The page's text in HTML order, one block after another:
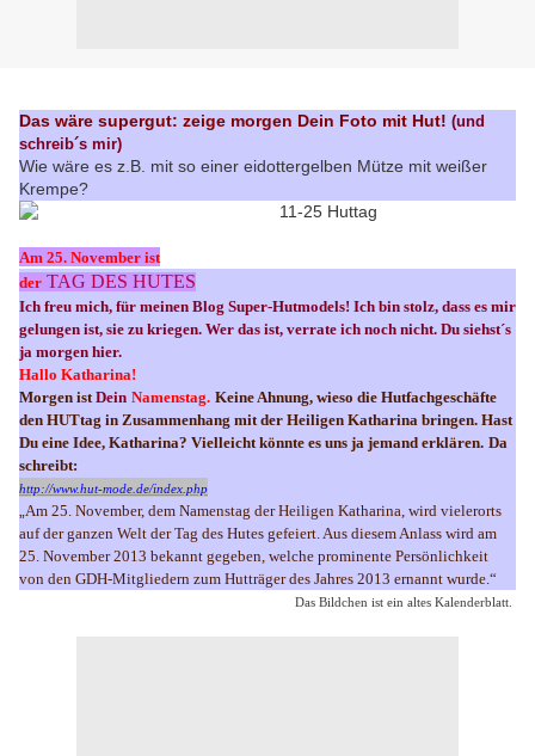
Das wäre supergut: zeige morgen Dein Foto mit Hut! (und
schreib´s mir)
Wie wäre es z.B. mit so einer eidottergelben Mütze mit weißer
Krempe?
Am 25. November ist
der TAG DES HUTES
Ich freu mich, für meinen Blog Super-Hutmodels! Ich bin stolz, dass es mir
gelungen ist, sie zu kriegen. Wer das ist, verrate ich noch nicht. Du siehst´s
ja morgen hier.
Hallo Katharina!
Morgen istDein Namenstag. Keine Ahnung, wieso die Hutfachgeschäfte
den HUTtag in Zusammenhang mit der Heiligen Katharina bringen. Hast
Du eine Idee, Katharina? Vielleicht könnte es uns ja jemand erklären. Da
schreibt:
http://www.hut-mode.de/index.php
Am 25. November, dem Namenstag der Heiligen Katharina, wird vielerorts
auf der ganzen Welt der Tag des Hutes gefeiert. Aus diesem Anlass wird am
25. November 2013 bekannt gegeben, welche prominente Persönlichkeit
von den GDH-Mitgliedern zum Hutträger des Jahres 2013 ernannt wurde.“
Das Bildchen ist ein altes Kalenderblatt.